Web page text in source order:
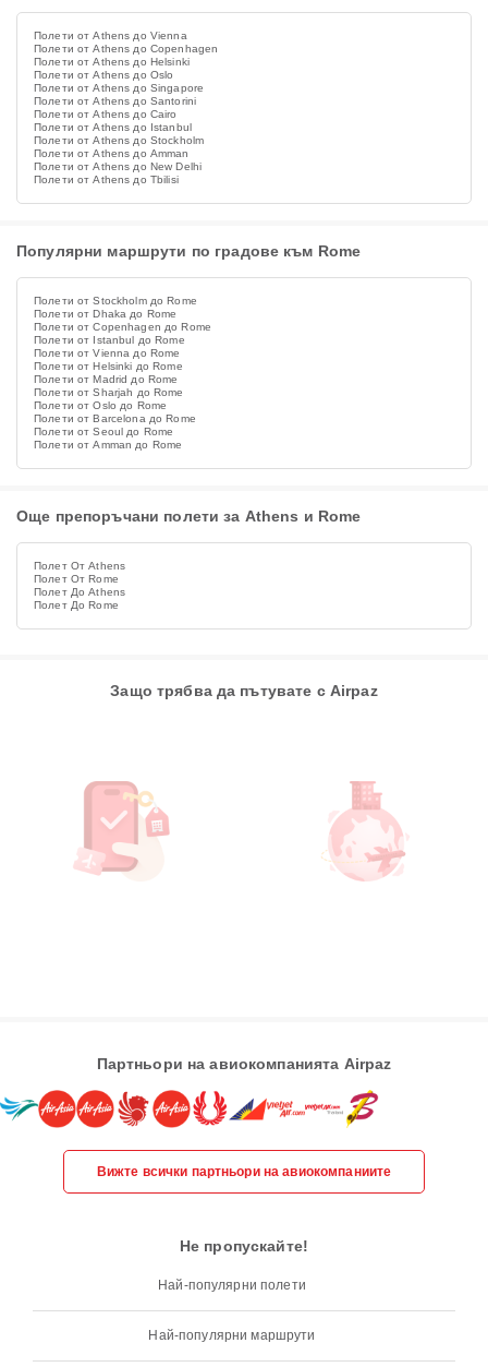
Полети от Athens до Vienna
Полети от Athens до Copenhagen
Полети от Athens до Helsinki
Полети от Athens до Oslo
Полети от Athens до Singapore
Полети от Athens до Santorini
Полети от Athens до Cairo
Полети от Athens до Istanbul
Полети от Athens до Stockholm
Полети от Athens до Amman
Полети от Athens до New Delhi
Полети от Athens до Tbilisi
Популярни маршрути по градове към Rome
Полети от Stockholm до Rome
Полети от Dhaka до Rome
Полети от Copenhagen до Rome
Полети от Istanbul до Rome
Полети от Vienna до Rome
Полети от Helsinki до Rome
Полети от Madrid до Rome
Полети от Sharjah до Rome
Полети от Oslo до Rome
Полети от Barcelona до Rome
Полети от Seoul до Rome
Полети от Amman до Rome
Още препоръчани полети за Athens и Rome
Полет От Athens
Полет От Rome
Полет До Athens
Полет До Rome
Защо трябва да пътувате с Airpaz
Партньори на авиокомпанията Airpaz
Вижте всички партньори на авиокомпаниите
Не пропускайте!
Най-популярни полети
Най-популярни маршрути